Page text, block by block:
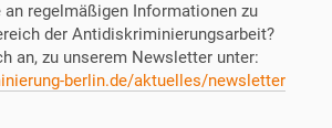
an regelmäßigen Informationen zu
der Antidiskriminierungsarbeit?
an, zu unserem Newsletter unter:
berlin.de/aktuelles/newsletter